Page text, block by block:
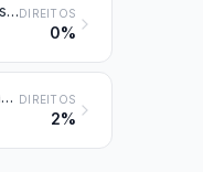
Tranças e artigos semelhantes, de matérias para entrançar, mesmo reunidos em tiras; matérias para entrançar, tranças e artigos semelhantes, de matérias para entrançar, tecidos ou paralelizados, em formas planas, mesmo acabados (por exemplo, esteiras, capachos e divisórias)DIREITOS
0%
Obras de cestaria obtidas diretamente na sua forma a partir de matérias para entrançar ou fabricadas com artigos da posição 4601; obras de lufa (bucha) DIREITOS
2%